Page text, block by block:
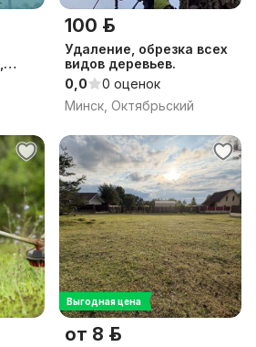
100 р.
Удаление, обрезка всех
видов деревьев.
0,0
0 оценок
Минск, Октябрьский
Выгодная цена
от 8 р.